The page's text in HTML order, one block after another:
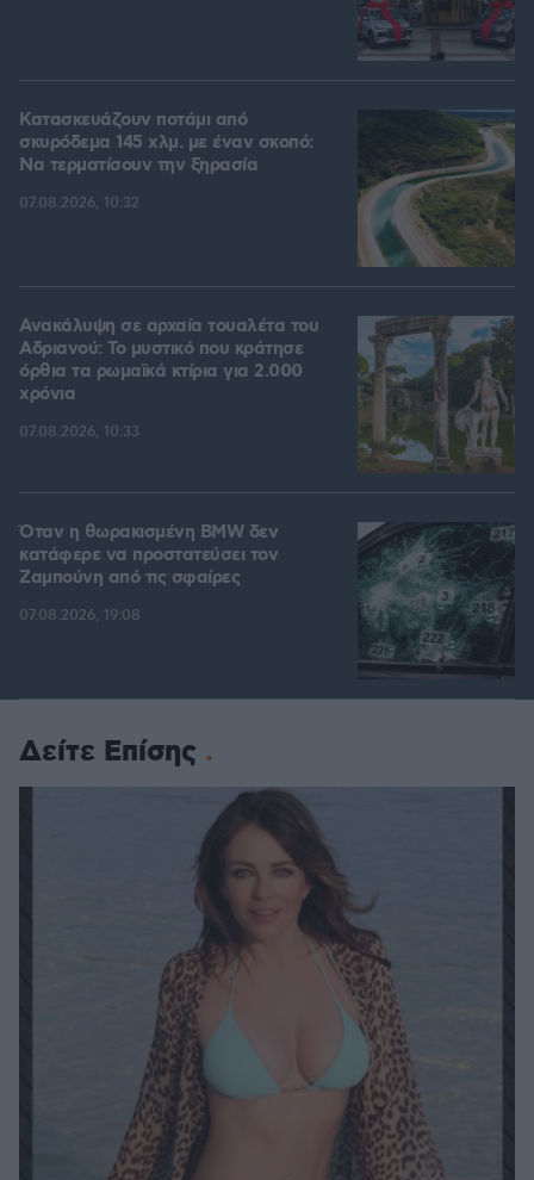
Κατασκευάζουν ποτάμι από
σκυρόδεμα 145 χλμ. με έναν σκοπό:
Να τερματίσουν την ξηρασία
07.08.2026, 10:32
Ανακάλυψη σε αρχαία τουαλέτα του
Αδριανού: Το μυστικό που κράτησε
όρθια τα ρωμαϊκά κτίρια για 2.000
χρόνια
07.08.2026, 10:33
Όταν η θωρακισμένη BMW δεν
κατάφερε να προστατεύσει τον
Ζαμπούνη από τις σφαίρες
07.08.2026, 19:08
Δείτε Επίσης